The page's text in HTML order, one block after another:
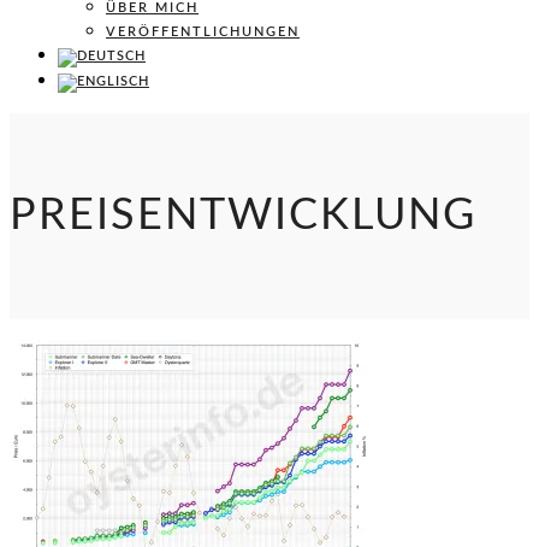
ÜBER MICH
VERÖFFENTLICHUNGEN
PREISENTWICKLUNG